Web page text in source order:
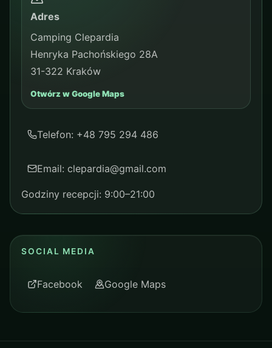
Adres
Camping Clepardia
Henryka Pachońskiego 28A
31-322 Kraków
Otwórz w Google Maps
Telefon: +48 795 294 486
Email: clepardia@gmail.com
Godziny recepcji: 9:00–21:00
SOCIAL MEDIA
Facebook Google Maps